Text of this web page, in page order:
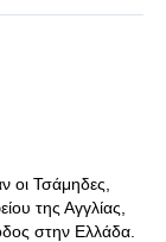
οι Τσάμηδες,
της Αγγλίας,
στην Ελλάδα.